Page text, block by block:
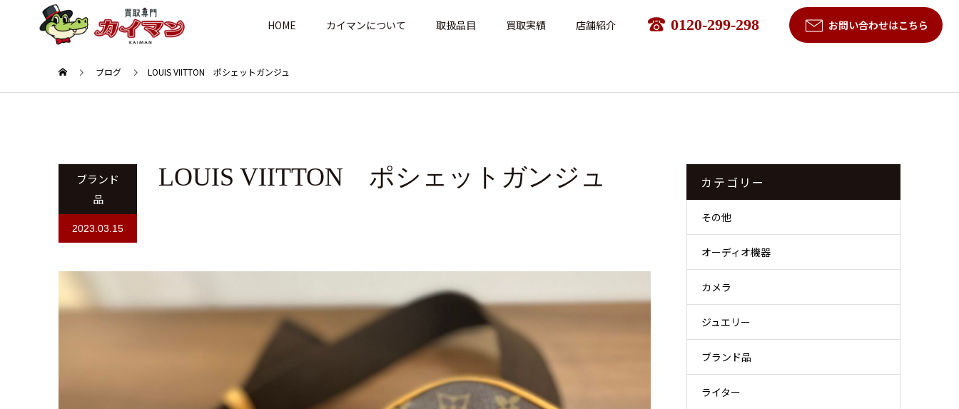
HOME カイマンについて 取扱品目 買取実績 店舗紹介 0120-299-298 お問い合わせはこちら
ブログ LOUIS VIITTON ポシェットガンジュ
ブランド
品
2023.03.15
LOUIS VIITTON ポシェットガンジュ カテゴリー
その他
オーディオ機器
カメラ
ジュエリー
ブランド品
ライター